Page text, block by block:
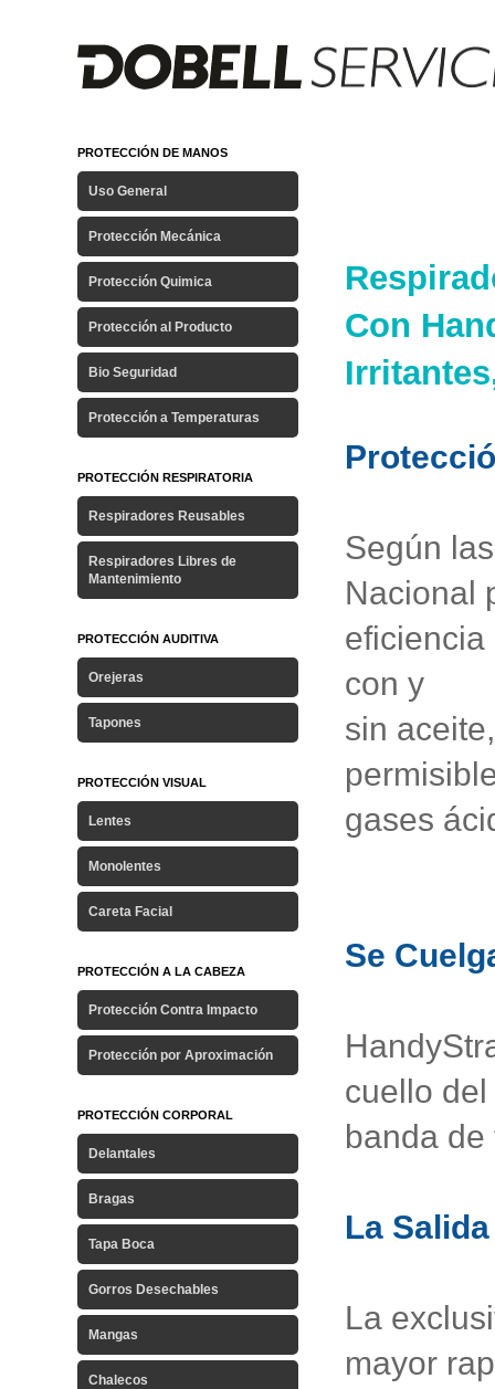
Con
Según
Nacional
eficiencia
con y
sin
gases
Se
cuello
banda
La
La
mayor
PROTECCIÓN DE MANOS
Uso General
Protección Mecánica
Protección Quimica
Protección al Producto
Bio Seguridad
Protección a Temperaturas
PROTECCIÓN RESPIRATORIA
Respiradores Reusables
Respiradores Libres de
Mantenimiento
PROTECCIÓN AUDITIVA
Orejeras
Tapones
PROTECCIÓN VISUAL
Lentes
Monolentes
Careta Facial
PROTECCIÓN A LA CABEZA
Protección Contra Impacto
Protección por Aproximación
PROTECCIÓN CORPORAL
Delantales
Bragas
Tapa Boca
Gorros Desechables
Mangas
Chalecos